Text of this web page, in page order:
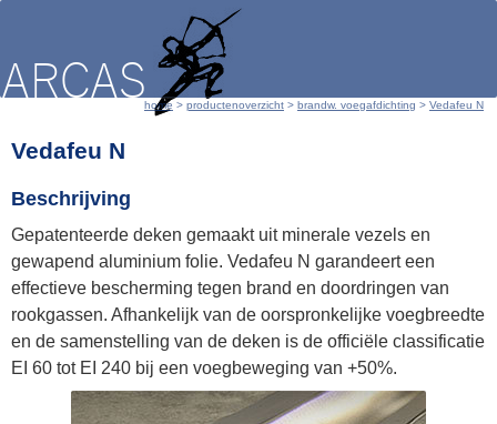
home > productenoverzicht > brandw. voegafdichting > Vedafeu N
Vedafeu N
Beschrijving
Gepatenteerde deken gemaakt uit minerale vezels en
gewapend aluminium folie. Vedafeu N garandeert een
effectieve bescherming tegen brand en doordringen van
rookgassen. Afhankelijk van de oorspronkelijke voegbreedte
en de samenstelling van de deken is de officiële classificatie
EI 60 tot EI 240 bij een voegbeweging van +50%.